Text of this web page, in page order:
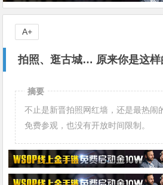
拍照、逛古城… 原来你是这样
A+
摘要
不止是新晋拍照网红墙，还是最热闹
免费参观，也没有开放时间限制。